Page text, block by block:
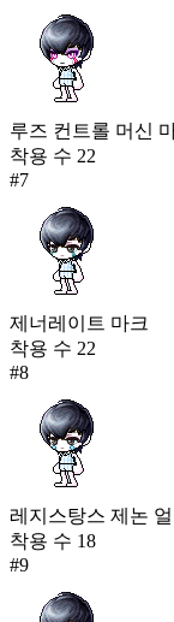
루즈 컨트롤 머신
착용 수 22
#7
제너레이트 마크
착용 수 22
#8
레지스탕스 제논
착용 수 18
#9